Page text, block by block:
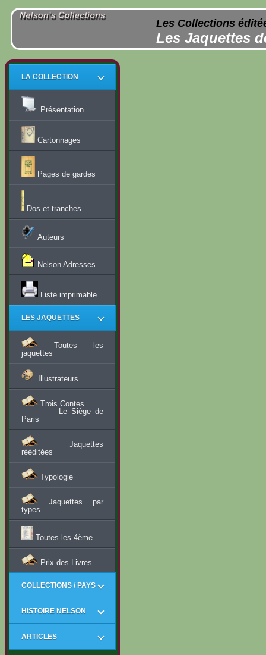
Les Collections
Les Jaquettes
LA COLLECTION
Présentation
Cartonnages
Pages de gardes
Dos et tranches
Auteurs
Nelson Adresses
Liste imprimable
LES JAQUETTES
Toutes les
jaquettes
Illustrateurs
Trois Contes
Le Siège de
Paris
Jaquettes
rééditées
Typologie
Jaquettes par
types
Toutes les 4ème
Prix des Livres
COLLECTIONS / PAYS
HISTOIRE NELSON
ARTICLES